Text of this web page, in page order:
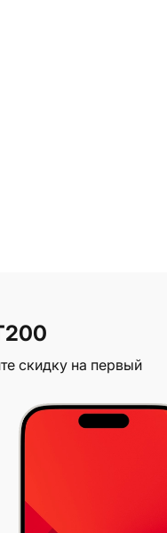
скидку на первый